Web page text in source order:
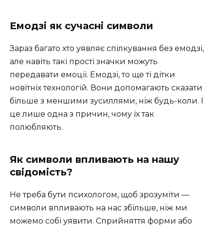
Емодзі як сучасні символи
Зараз багато хто уявляє спілкування без емодзі,
але навіть такі прості значки можуть
передавати емоції. Емодзі, то ще ті дітки
новітніх технологій. Вони допомагають сказати
більше з меншими зусиллями, ніж будь-коли. І
це лише одна з причин, чому їх так
полюбляють.
Як символи впливають на нашу
свідомість?
Не треба бути психологом, щоб зрозуміти —
символи впливають на нас збільше, ніж ми
можемо собі уявити. Сприйняття форми або